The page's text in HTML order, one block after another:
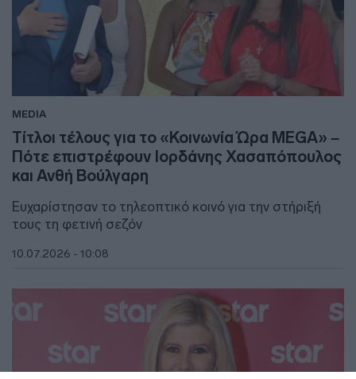
MEDIA
Τίτλοι τέλους για το «Κοινωνία Ώρα MEGA» –
Πότε επιστρέφουν Ιορδάνης Χασαπόπουλος
και Ανθή Βούλγαρη
Ευχαρίστησαν το τηλεοπτικό κοινό για την στήριξή
τους τη φετινή σεζόν
10.07.2026 - 10:08